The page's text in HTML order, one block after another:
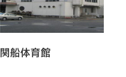
関船体育館